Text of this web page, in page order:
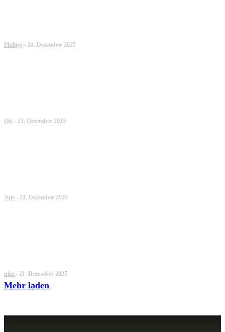
Philipp - 24. Dezember 2025
Ole - 23. Dezember 2025
Jule - 22. Dezember 2025
nita - 21. Dezember 2025
Mehr laden